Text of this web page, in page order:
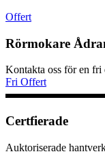
Offert
Rörmokare
Kontakta oss för en fri
Fri Offert
Certfierade
Auktoriserade